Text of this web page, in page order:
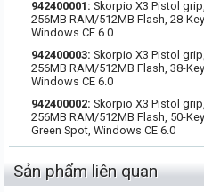
942400001: Skorpio X3 Pistol
256MB RAM/512MB Flash, 28-
Windows CE 6.0
942400003: Skorpio X3 Pistol
256MB RAM/512MB Flash, 38-
Windows CE 6.0
942400002: Skorpio X3 Pistol
256MB RAM/512MB Flash, 50-
Green Spot, Windows CE 6.0
Sản phẩm liên quan